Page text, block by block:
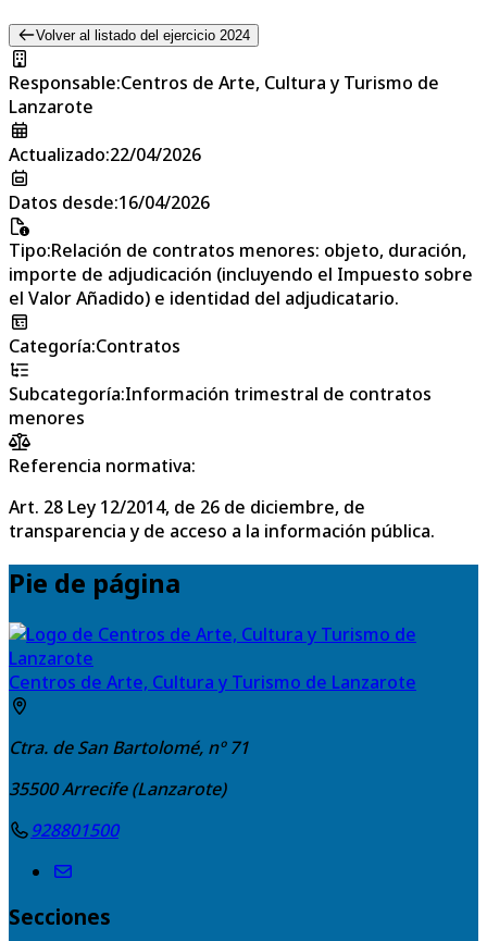
Volver al listado del ejercicio 2024
Responsable:Centros de Arte, Cultura y Turismo de
Lanzarote
Actualizado:22/04/2026
Datos desde:16/04/2026
Tipo:Relación de contratos menores: objeto, duración,
importe de adjudicación (incluyendo el Impuesto sobre
el Valor Añadido) e identidad del adjudicatario.
Categoría:Contratos
Subcategoría:Información trimestral de contratos
menores
Referencia normativa:
Art. 28 Ley 12/2014, de 26 de diciembre, de
transparencia y de acceso a la información pública.
Pie de página
Centros de Arte, Cultura y Turismo de Lanzarote
Ctra. de San Bartolomé, nº 71
35500Arrecife (Lanzarote)
928801500
Secciones